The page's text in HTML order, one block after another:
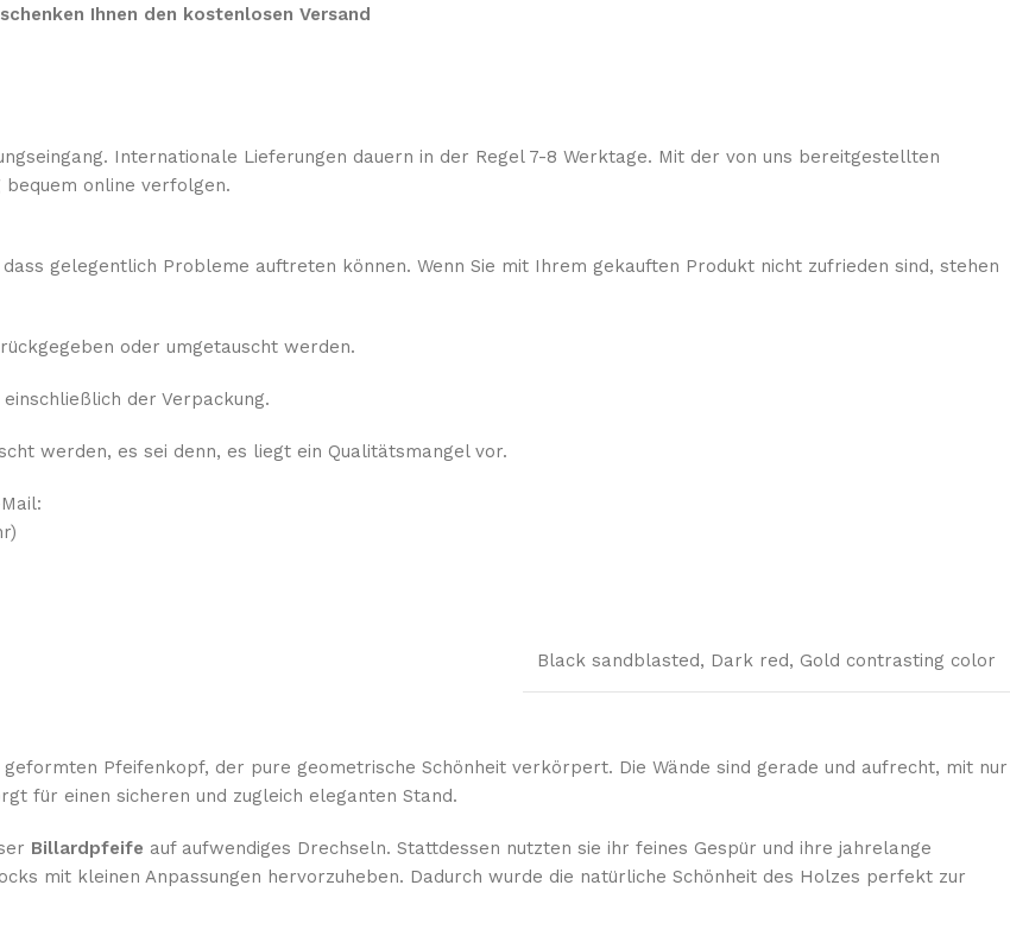
Ihnen den kostenlosen Versand
Internationale Lieferungen dauern in der Regel 7-8 Werktage. Mit der von uns bereitgestellten
bequem online verfolgen.
gelegentlich Probleme auftreten können. Wenn Sie mit Ihrem gekauften Produkt nicht zufrieden sind, stehen
oder umgetauscht werden.
der Verpackung.
werden, es sei denn, es liegt ein Qualitätsmangel vor.
Black sandblasted, Dark red, Gold contrasting color
Pfeifenkopf, der pure geometrische Schönheit verkörpert. Die Wände sind gerade und aufrecht, mit nur
für einen sicheren und zugleich eleganten Stand.
Billardpfeife auf aufwendiges Drechseln. Stattdessen nutzten sie ihr feines Gespür und ihre jahrelange
mit kleinen Anpassungen hervorzuheben. Dadurch wurde die natürliche Schönheit des Holzes perfekt zur